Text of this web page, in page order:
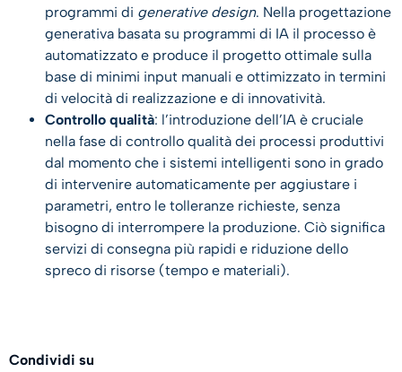
programmi di generative design. Nella progettazione
generativa basata su programmi di IA il processo è
automatizzato e produce il progetto ottimale sulla
base di minimi input manuali e ottimizzato in termini
di velocità di realizzazione e di innovatività.
Controllo qualità: l’introduzione dell’IA è cruciale
nella fase di controllo qualità dei processi produttivi
dal momento che i sistemi intelligenti sono in grado
di intervenire automaticamente per aggiustare i
parametri, entro le tolleranze richieste, senza
bisogno di interrompere la produzione. Ciò significa
servizi di consegna più rapidi e riduzione dello
spreco di risorse (tempo e materiali).
Condividi su